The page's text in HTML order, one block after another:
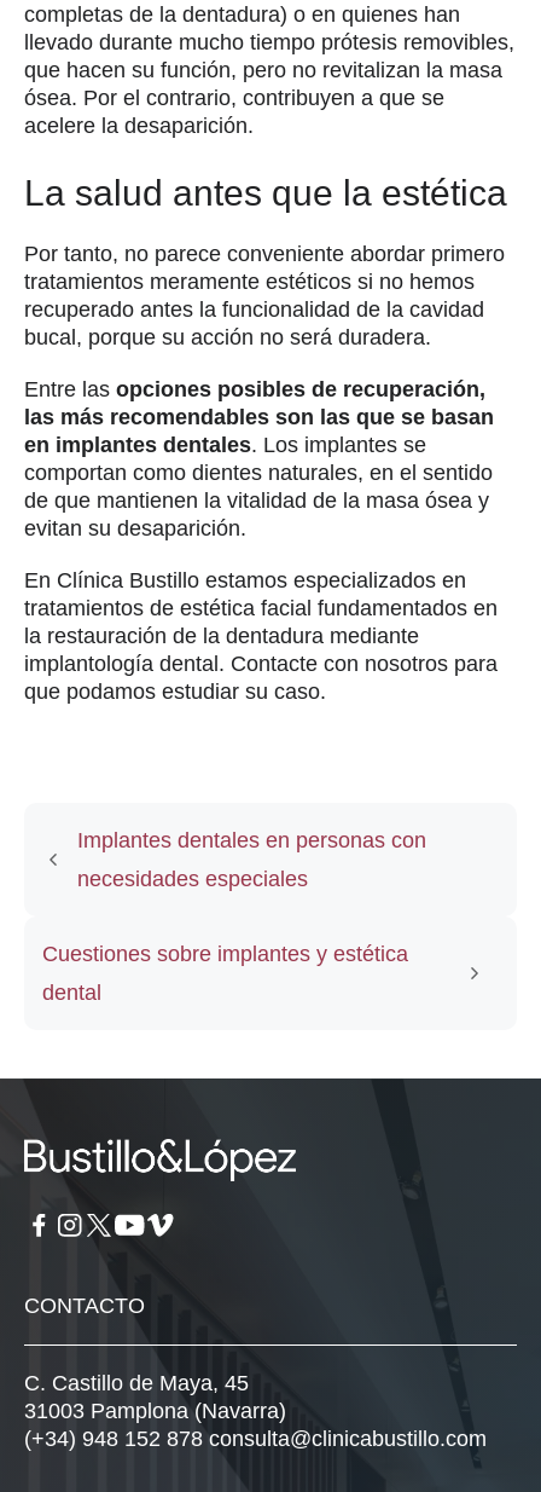
completas de la dentadura) o en quienes han
llevado durante mucho tiempo prótesis removibles,
que hacen su función, pero no revitalizan la masa
ósea. Por el contrario, contribuyen a que se
acelere la desaparición.
La salud antes que la estética
Por tanto, no parece conveniente abordar primero
tratamientos meramente estéticos si no hemos
recuperado antes la funcionalidad de la cavidad
bucal, porque su acción no será duradera.
Entre las opciones posibles de recuperación,
las más recomendables son las que se basan
en implantes dentales. Los implantes se
comportan como dientes naturales, en el sentido
de que mantienen la vitalidad de la masa ósea y
evitan su desaparición.
En Clínica Bustillo estamos especializados en
tratamientos de estética facial fundamentados en
la restauración de la dentadura mediante
implantología dental. Contacte con nosotros para
que podamos estudiar su caso.
Implantes dentales en personas con
necesidades especiales
Cuestiones sobre implantes y estética
dental
CONTACTO
C. Castillo de Maya, 45
31003 Pamplona (Navarra)
(+34) 948 152 878 consulta@clinicabustillo.com